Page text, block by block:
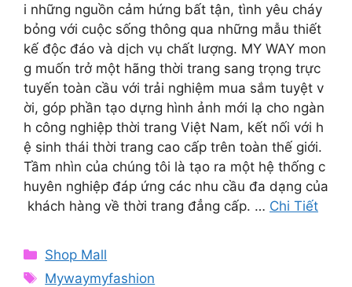
i những nguồn cảm hứng bất tận, tình yêu cháy
bỏng với cuộc sống thông qua những mẫu thiết
kế độc đáo và dịch vụ chất lượng. MY WAY mon
g muốn trở một hãng thời trang sang trọng trực
tuyến toàn cầu với trải nghiệm mua sắm tuyệt v
ời, góp phần tạo dựng hình ảnh mới lạ cho ngàn
h công nghiệp thời trang Việt Nam, kết nối với h
ệ sinh thái thời trang cao cấp trên toàn thế giới.
Tầm nhìn của chúng tôi là tạo ra một hệ thống c
huyên nghiệp đáp ứng các nhu cầu đa dạng của
khách hàng về thời trang đẳng cấp. … Chi Tiết
Categories
Shop Mall
Tags
Mywaymyfashion